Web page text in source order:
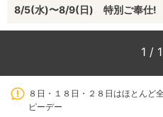
8/5(水)〜8/9(日) 特別ご奉仕!
1 / 1
８日・１８日・２８日はほとん
ピーデー